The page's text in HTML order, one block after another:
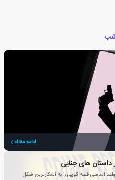
شب
ادامه مقاله
های جنایی
اساسی قصه گویی را به آشکارترین شکل